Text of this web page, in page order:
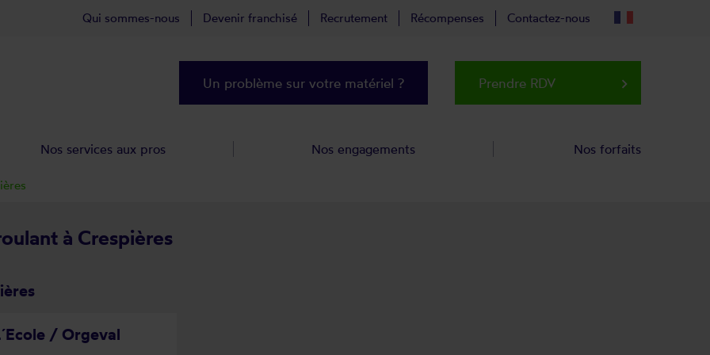
à Crespières
/ Orgeval
Qui sommes-nous Devenir franchisé Recrutement Récompenses Contactez-nous
Un problème sur votre matériel ? Prendre RDV keyboard_arrow_right
Nos services aux pros Nos engagements Nos forfaits